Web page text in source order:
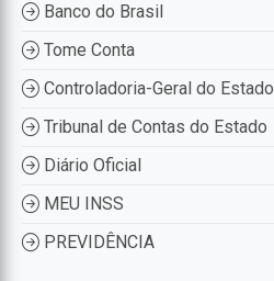
Banco do Brasil
Tome Conta
Controladoria-Geral do Estado
Tribunal de Contas do Estado
Diário Oficial
MEU INSS
PREVIDÊNCIA